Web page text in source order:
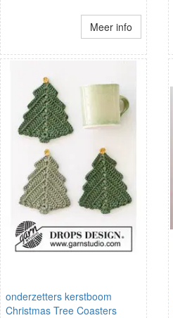
Meer info
onderzetters kerstboom
Christmas Tree Coasters